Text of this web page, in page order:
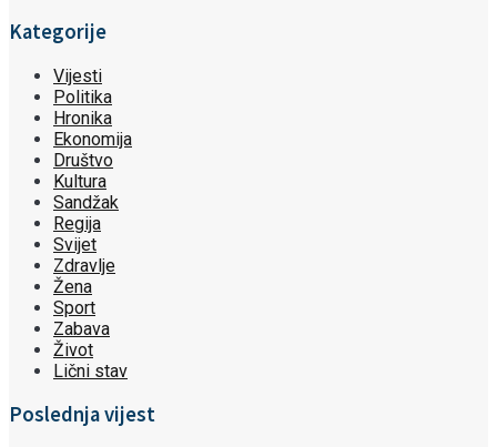
Kategorije
Vijesti
Politika
Hronika
Ekonomija
Društvo
Kultura
Sandžak
Regija
Svijet
Zdravlje
Žena
Sport
Zabava
Život
Lični stav
Poslednja vijest